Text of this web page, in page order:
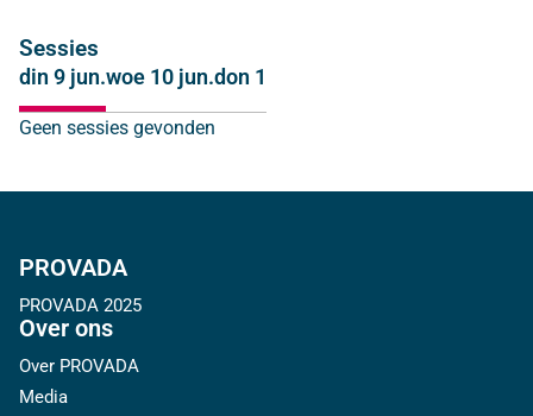
Sessies
din 9 jun.woe 10 jun.don 11 jun.
Geen sessies gevonden
PROVADA
PROVADA 2025
Over ons
Over PROVADA
Media